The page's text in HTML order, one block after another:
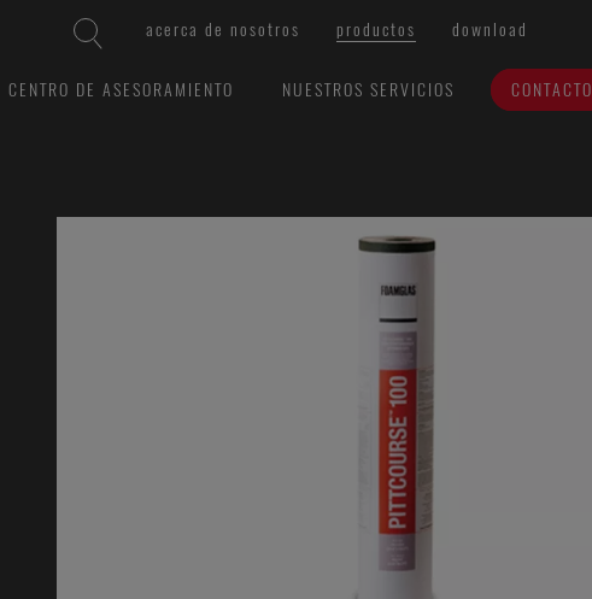
acerca de nosotros productos download
CENTRO DE ASESORAMIENTO NUESTROS SERVICIOS CONTACTO